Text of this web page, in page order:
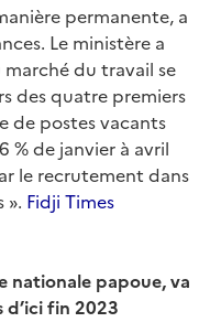
permanente, a
Le ministère a
du travail se
des quatre premiers
de postes vacants
% de janvier à avril
le recrutement dans
». Fidji Times
nationale papoue, va
fin 2023